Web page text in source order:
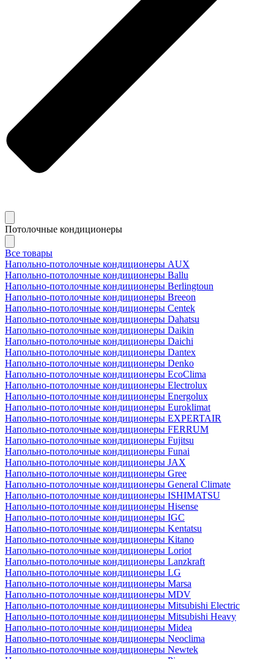
Потолочные кондиционеры
Все товары
Напольно-потолочные кондиционеры AUX
Напольно-потолочные кондиционеры Ballu
Напольно-потолочные кондиционеры Berlingtoun
Напольно-потолочные кондиционеры Breeon
Напольно-потолочные кондиционеры Centek
Напольно-потолочные кондиционеры Dahatsu
Напольно-потолочные кондиционеры Daikin
Напольно-потолочные кондиционеры Daichi
Напольно-потолочные кондиционеры Dantex
Напольно-потолочные кондиционеры Denko
Напольно-потолочные кондиционеры EcoClima
Напольно-потолочные кондиционеры Electrolux
Напольно-потолочные кондиционеры Energolux
Напольно-потолочные кондиционеры Euroklimat
Напольно-потолочные кондиционеры EXPERTAIR
Напольно-потолочные кондиционеры FERRUM
Напольно-потолочные кондиционеры Fujitsu
Напольно-потолочные кондиционеры Funai
Напольно-потолочные кондиционеры JAX
Напольно-потолочные кондиционеры Gree
Напольно-потолочные кондиционеры General Climate
Напольно-потолочные кондиционеры ISHIMATSU
Напольно-потолочные кондиционеры Hisense
Напольно-потолочные кондиционеры IGC
Напольно-потолочные кондиционеры Kentatsu
Напольно-потолочные кондиционеры Kitano
Напольно-потолочные кондиционеры Loriot
Напольно-потолочные кондиционеры Lanzkraft
Напольно-потолочные кондиционеры LG
Напольно-потолочные кондиционеры Marsa
Напольно-потолочные кондиционеры MDV
Напольно-потолочные кондиционеры Mitsubishi Electric
Напольно-потолочные кондиционеры Mitsubishi Heavy
Напольно-потолочные кондиционеры Midea
Напольно-потолочные кондиционеры Neoclima
Напольно-потолочные кондиционеры Newtek